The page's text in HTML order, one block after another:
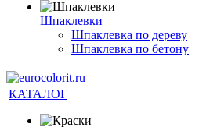
Шпаклевки
Шпаклевка по дереву
Шпаклевка по бетону
КАТАЛОГ